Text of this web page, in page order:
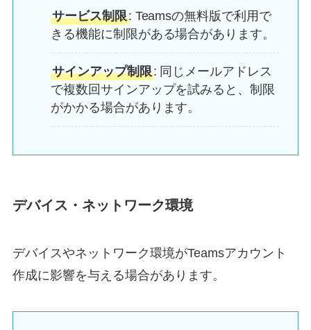
サービス制限: Teamsの無料版で利用で
きる機能に制限がある場合があります。
サインアップ制限: 同じメールアドレス
で複数回サインアップを試みると、制限
がかかる場合があります。
デバイス・ネットワーク環境
デバイスやネットワーク環境がTeamsアカウント
作成に影響を与える場合があります。